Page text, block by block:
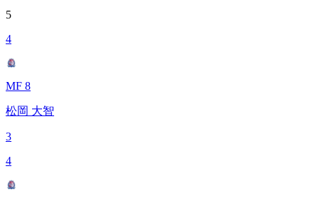
5
4
MF 8
松岡 大智
3
4